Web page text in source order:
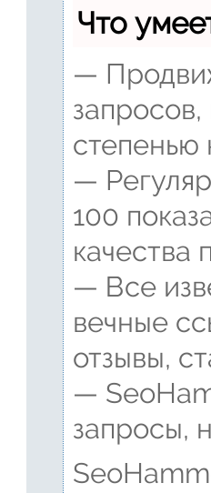
Что
—
степенью
—
100
качества
— Все
вечные
отзывы,
—
запросы,